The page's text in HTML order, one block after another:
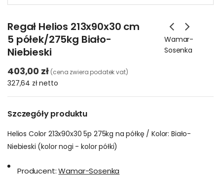
Regał Helios 213x90x30 cm
5 półek/275kg Biało-
Niebieski
Wamar-
Sosenka
403,00 zł (cena zwiera podatek vat)
327,64 złnetto
Szczegóły produktu
Helios Color 213x90x30 5p 275kg na półkę / Kolor: Biało-
Niebieski (kolor nogi - kolor półki)
Producent: Wamar-Sosenka